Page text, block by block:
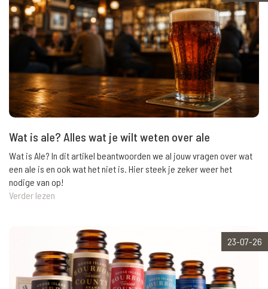
Wat is ale? Alles wat je wilt weten over ale
Wat is Ale? In dit artikel beantwoorden we al jouw vragen over wat
een ale is en ook wat het niet is. Hier steek je zeker weer het
nodige van op!
Verder lezen
23-07-26